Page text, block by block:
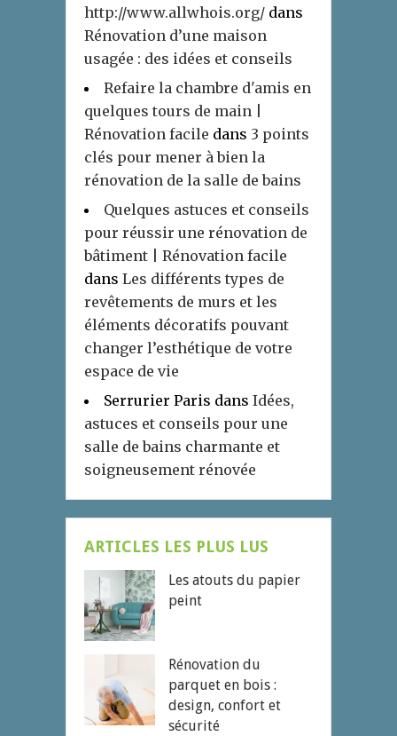
http://www.allwhois.org/ dans
Rénovation d’une maison
usagée : des idées et conseils
Refaire la chambre d'amis en
quelques tours de main |
Rénovation facile dans 3 points
clés pour mener à bien la
rénovation de la salle de bains
Quelques astuces et conseils
pour réussir une rénovation de
bâtiment | Rénovation facile
dans Les différents types de
revêtements de murs et les
éléments décoratifs pouvant
changer l’esthétique de votre
espace de vie
Serrurier Paris dans Idées,
astuces et conseils pour une
salle de bains charmante et
soigneusement rénovée
ARTICLES LES PLUS LUS
Les atouts du papier
peint
Rénovation du
parquet en bois :
design, confort et
sécurité